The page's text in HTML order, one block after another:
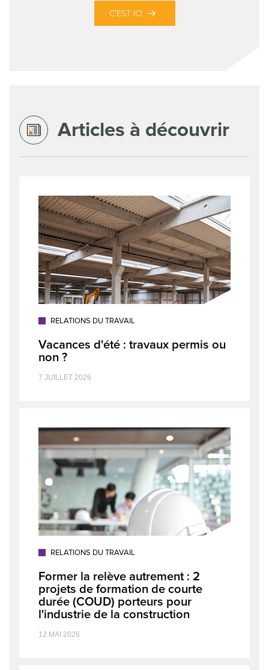
C’EST ICI
Articles à découvrir
RELATIONS DU TRAVAIL
Vacances d'été : travaux permis ou
non ?
7 JUILLET 2026
RELATIONS DU TRAVAIL
Former la relève autrement : 2
projets de formation de courte
durée (COUD) porteurs pour
l'industrie de la construction
12 MAI 2026